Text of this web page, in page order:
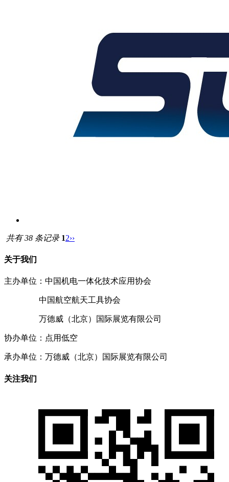
共有 38 条记录 12››
关于我们
主办单位：中国机电一体化技术应用协会
中国航空航天工具协会
万德威（北京）国际展览有限公司
协办单位：点用低空
承办单位：万德威（北京）国际展览有限公司
关注我们